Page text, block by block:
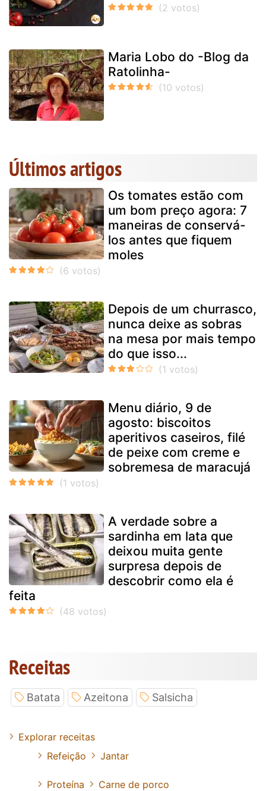
Maria Lobo do -Blog da
Ratolinha-
Últimos artigos
Os tomates estão com
um bom preço agora: 7
maneiras de conservá-
los antes que fiquem
moles
Depois de um churrasco,
nunca deixe as sobras
na mesa por mais tempo
do que isso...
Menu diário, 9 de
agosto: biscoitos
aperitivos caseiros, filé
de peixe com creme e
sobremesa de maracujá
A verdade sobre a
sardinha em lata que
deixou muita gente
surpresa depois de
descobrir como ela é
feita
Receitas
Batata Azeitona Salsicha
Explorar receitas
Refeição
Jantar
Proteína Carne de porco